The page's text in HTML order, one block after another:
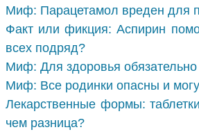
Миф: Парацетамол вреден для
Факт или фикция: Аспирин
всех подряд?
Миф: Для здоровья
Миф: Все родинки опасны и
Лекарственные формы:
чем разница?